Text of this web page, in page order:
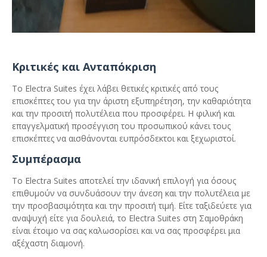
Κριτικές και Ανταπόκριση
Το Electra Suites έχει λάβει θετικές κριτικές από τους
επισκέπτες του για την άριστη εξυπηρέτηση, την καθαριότητα
και την προσιτή πολυτέλεια που προσφέρει. Η φιλική και
επαγγελματική προσέγγιση του προσωπικού κάνει τους
επισκέπτες να αισθάνονται ευπρόσδεκτοι και ξεχωριστοί.
Συμπέρασμα
Το Electra Suites αποτελεί την ιδανική επιλογή για όσους
επιθυμούν να συνδυάσουν την άνεση και την πολυτέλεια με
την προσβασιμότητα και την προσιτή τιμή. Είτε ταξιδεύετε για
αναψυχή είτε για δουλειά, το Electra Suites στη Σαμοθράκη
είναι έτοιμο να σας καλωσορίσει και να σας προσφέρει μια
αξέχαστη διαμονή.